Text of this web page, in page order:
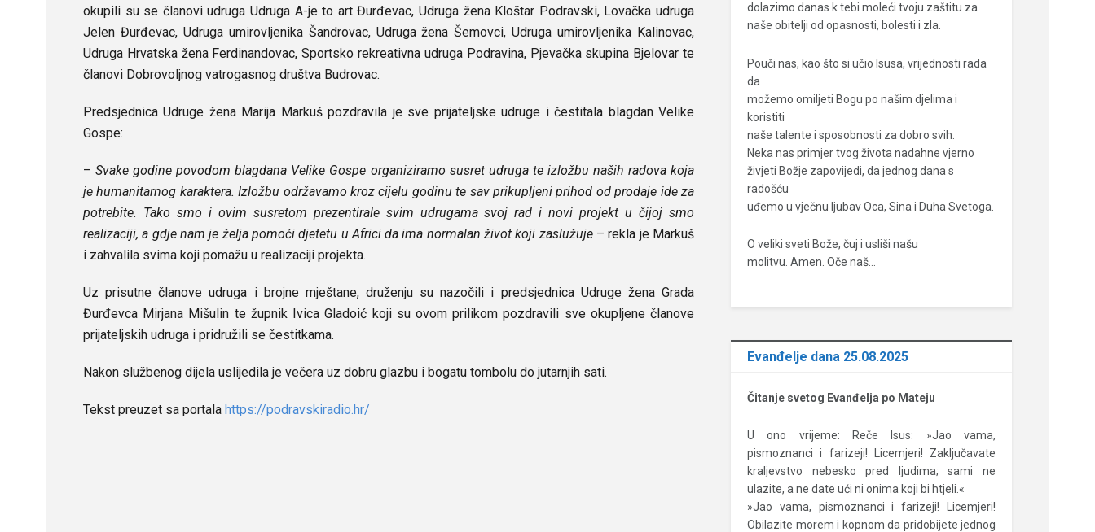
okupili su se članovi udruga Udruga A-je to art Đurđevac, Udruga žena Kloštar Podravski, Lovačka udruga
Jelen Đurđevac, Udruga umirovljenika Šandrovac, Udruga žena Šemovci, Udruga umirovljenika Kalinovac,
Udruga Hrvatska žena Ferdinandovac, Sportsko rekreativna udruga Podravina, Pjevačka skupina Bjelovar te
članovi Dobrovoljnog vatrogasnog društva Budrovac.
Predsjednica Udruge žena Marija Markuš pozdravila je sve prijateljske udruge i čestitala blagdan Velike
Gospe:
–Svake godine povodom blagdana Velike Gospe organiziramo susret udruga te izložbu naših radova koja
je humanitarnog karaktera. Izložbu održavamo kroz cijelu godinu te sav prikupljeni prihod od prodaje ide za
potrebite. Tako smo i ovim susretom prezentirale svim udrugama svoj rad i novi projekt u čijoj smo
realizaciji, a gdje nam je želja pomoći djetetu u Africi da ima normalan život koji zaslužuje– rekla je Markuš
i zahvalila svima koji pomažu u realizaciji projekta.
Uz prisutne članove udruga i brojne mještane, druženju su nazočili i predsjednica Udruge žena Grada
Đurđevca Mirjana Mišulin te župnik Ivica Gladoić koji su ovom prilikom pozdravili sve okupljene članove
prijateljskih udruga i pridružili se čestitkama.
Nakon službenog dijela uslijedila je večera uz dobru glazbu i bogatu tombolu do jutarnjih sati.
Tekst preuzet sa portala https://podravskiradio.hr/
dolazimo danas k tebi moleći tvoju zaštitu za
naše obitelji od opasnosti, bolesti i zla.
Pouči nas, kao što si učio Isusa, vrijednosti rada
da
možemo omiljeti Bogu po našim djelima i
koristiti
naše talente i sposobnosti za dobro svih.
Neka nas primjer tvog života nadahne vjerno
živjeti Božje zapovijedi, da jednog dana s
radošću
uđemo u vječnu ljubav Oca, Sina i Duha Svetoga.
O veliki sveti Bože, čuj i usliši našu
molitvu. Amen. Oče naš…
Evanđelje dana 25.08.2025
Čitanje svetog Evanđelja po Mateju
U ono vrijeme: Reče Isus: »Jao vama,
pismoznanci i farizeji! Licemjeri! Zaključavate
kraljevstvo nebesko pred ljudima; sami ne
ulazite, a ne date ući ni onima koji bi htjeli.«
»Jao vama, pismoznanci i farizeji! Licemjeri!
Obilazite morem i kopnom da pridobijete jednog